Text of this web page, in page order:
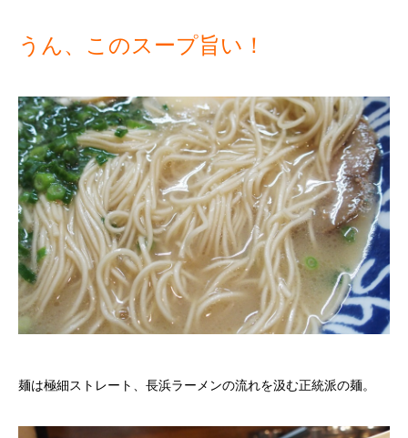
うん、このスープ旨い！
麺は極細ストレート、長浜ラーメンの流れを汲む正統派の麺。